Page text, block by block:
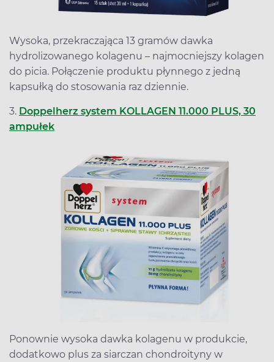
Wysoka, przekraczająca 13 gramów dawka
hydrolizowanego kolagenu – najmocniejszy kolagen
do picia. Połączenie produktu płynnego z jedną
kapsułką do stosowania raz dziennie.
3. Doppelherz system KOLLAGEN 11.000 PLUS, 30
ampułek
Ponownie wysoka dawka kolagenu w produkcie,
dodatkowo plus za siarczan chondroityny w